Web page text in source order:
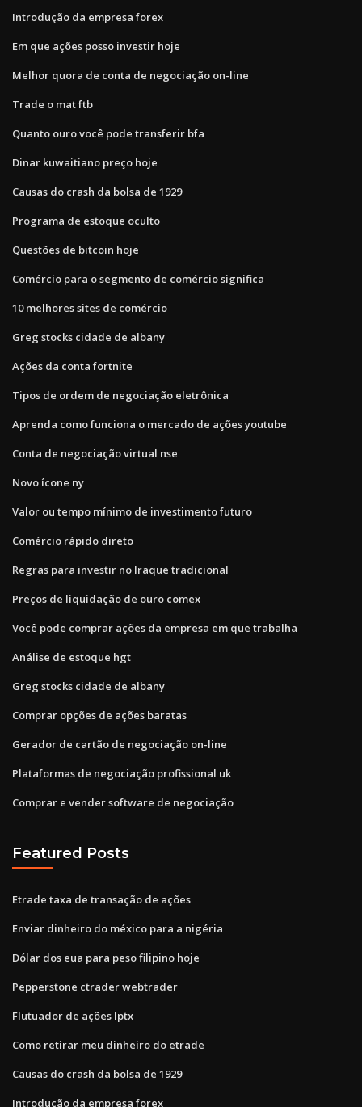
Introdução da empresa forex
Em que ações posso investir hoje
Melhor quora de conta de negociação on-line
Trade o mat ftb
Quanto ouro você pode transferir bfa
Dinar kuwaitiano preço hoje
Causas do crash da bolsa de 1929
Programa de estoque oculto
Questões de bitcoin hoje
Comércio para o segmento de comércio significa
10 melhores sites de comércio
Greg stocks cidade de albany
Ações da conta fortnite
Tipos de ordem de negociação eletrônica
Aprenda como funciona o mercado de ações youtube
Conta de negociação virtual nse
Novo ícone ny
Valor ou tempo mínimo de investimento futuro
Comércio rápido direto
Regras para investir no Iraque tradicional
Preços de liquidação de ouro comex
Você pode comprar ações da empresa em que trabalha
Análise de estoque hgt
Greg stocks cidade de albany
Comprar opções de ações baratas
Gerador de cartão de negociação on-line
Plataformas de negociação profissional uk
Comprar e vender software de negociação
Featured Posts
Etrade taxa de transação de ações
Enviar dinheiro do méxico para a nigéria
Dólar dos eua para peso filipino hoje
Pepperstone ctrader webtrader
Flutuador de ações lptx
Como retirar meu dinheiro do etrade
Causas do crash da bolsa de 1929
Introdução da empresa forex